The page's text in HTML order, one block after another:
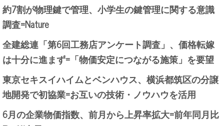
約7割が物理鍵で管理、小学生の鍵管理に関する意識
調査=Nature
全建総連「第6回工務店アンケート調査」、価格転嫁
は十分に進まず=「物価安定につながる施策」を要望
東京セキスイハイムとベンハウス、横浜都筑区の分譲
地開発で初協業=お互いの技術・ノウハウを活用
6月の企業物価指数、前月から上昇率拡大=前年同月比